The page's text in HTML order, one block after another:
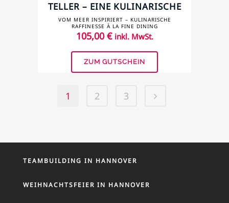
TELLER – EINE KULINARISCHE
REISE ANS MEER
VOM MEER INSPIRIERT – KULINARISCHE
RAFFINESSE À LA FINE DINING
105,00€ inkl. MwSt.
ZUM GUTSCHEIN
1 2 3
TEAMBUILDING IN HANNOVER
WEIHNACHTSFEIER IN HANNOVER